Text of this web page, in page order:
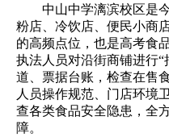
中山中学漓滨校区是今
粉店、冷饮店、便民小商
的高频点位，也是高考食
执法人员对沿街商铺进行
道、票据台账，检查在售
人员操作规范、门店环境
查各类食品安全隐患，全
障。